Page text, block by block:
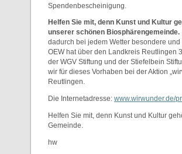
Spendenbescheinigung.
Helfen Sie mit, denn Kunst und Kultur
unserer schönen Biosphärengemeinde.
dadurch bei jedem Wetter besondere
OEW hat über den Landkreis Reutlingen
der WGV Stiftung und der Stiefelbein
wir für dieses Vorhaben bei der Aktion
Reutlingen.
Die Internetadresse: www.wirwunder.de/
Helfen Sie mit, denn Kunst und Kultur
Gemeinde.
hw